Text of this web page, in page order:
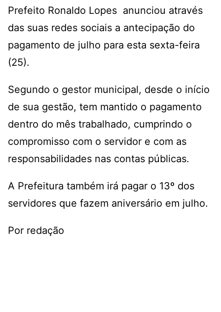
Prefeito Ronaldo Lopes anunciou através
das suas redes sociais a antecipação do
pagamento de julho para esta sexta-feira
(25).
Segundo o gestor municipal, desde o início
de sua gestão, tem mantido o pagamento
dentro do mês trabalhado, cumprindo o
compromisso com o servidor e com as
responsabilidades nas contas públicas.
A Prefeitura também irá pagar o 13º dos
servidores que fazem aniversário em julho.
Por redação